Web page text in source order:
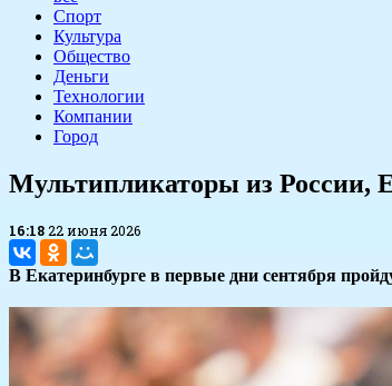
Спорт
Культура
Общество
Деньги
Технологии
Компании
Город
Мультипликаторы из России,
16:1822 июня 2026
В Екатеринбурге в первые дни сентября